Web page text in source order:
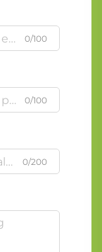
0/100
0/100
0/200